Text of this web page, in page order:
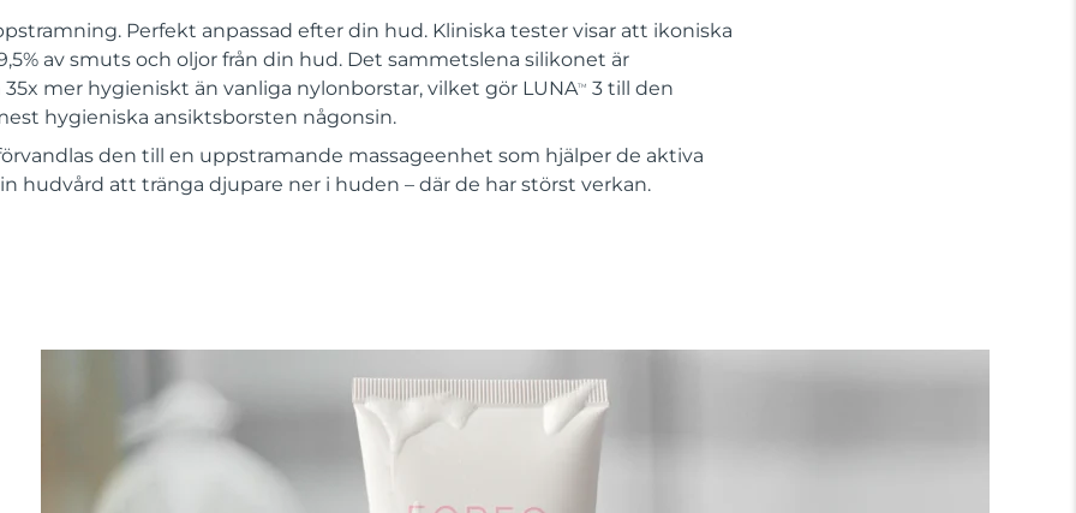
Perfekt anpassad efter din hud. Kliniska tester visar att ikoniska
av smuts och oljor från din hud. Det sammetslena silikonet är
mer hygieniskt än vanliga nylonborstar, vilket gör LUNATM
3 till den
hygieniska ansiktsborsten någonsin.
den till en uppstramande massageenhet som hjälper de aktiva
hudvård att tränga djupare ner i huden – där de har störst verkan.